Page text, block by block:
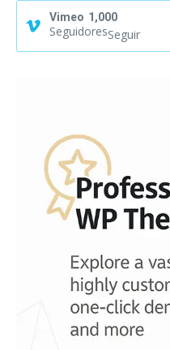
Vimeo 1,000
SeguidoresSeguir